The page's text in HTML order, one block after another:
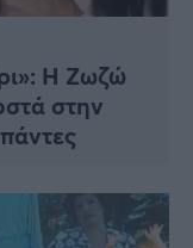
Η Ζωζώ
στην